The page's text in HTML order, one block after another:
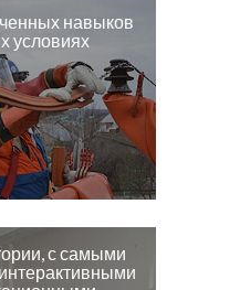
навыков
условиях
с самыми